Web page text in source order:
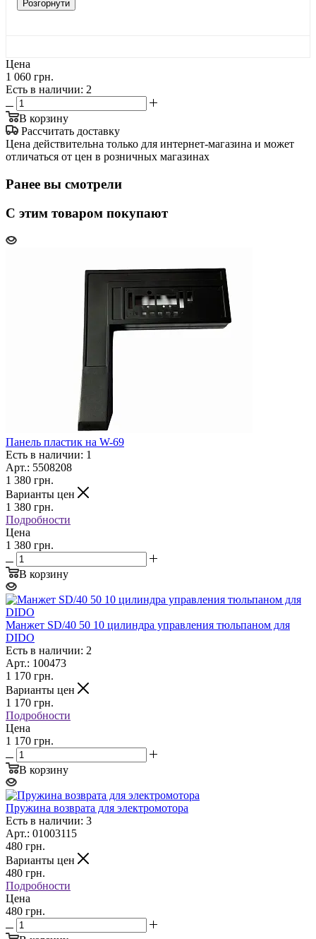
Розгорнути
Цена
1 060 грн.
Есть в наличии: 2
В корзину
Рассчитать доставку
Цена действительна только для интернет-магазина и может
отличаться от цен в розничных магазинах
Ранее вы смотрели
С этим товаром покупают
Панель пластик на W-69
Есть в наличии: 1
Арт.: 5508208
1 380 грн.
Варианты цен
1 380 грн.
Подробности
Цена
1 380 грн.
В корзину
Манжет SD/40 50 10 цилиндра управления тюльпаном для
DIDO
Есть в наличии: 2
Арт.: 100473
1 170 грн.
Варианты цен
1 170 грн.
Подробности
Цена
1 170 грн.
В корзину
Пружина возврата для электромотора
Есть в наличии: 3
Арт.: 01003115
480 грн.
Варианты цен
480 грн.
Подробности
Цена
480 грн.